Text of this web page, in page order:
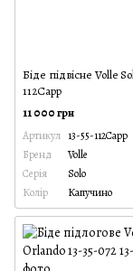
Біде підвісне Volle
112Capp
11 000 грн
Артикул 13-55-112Capp
Бренд
Volle
Серія
Solo
Колір
Капучино